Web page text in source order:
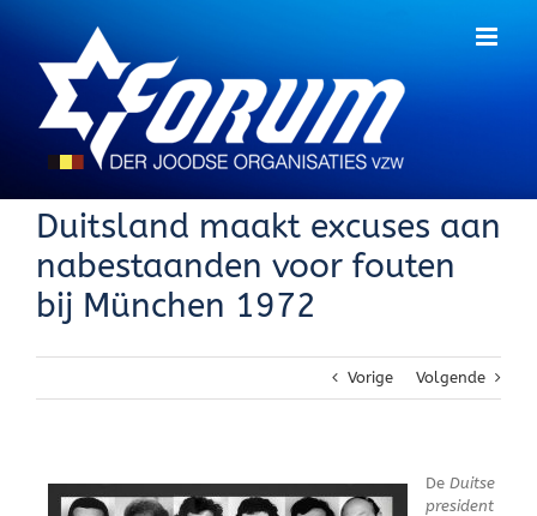
Duitsland maakt excuses aan
nabestaanden voor fouten
bij München 1972
Vorige Volgende
De Duitse
president